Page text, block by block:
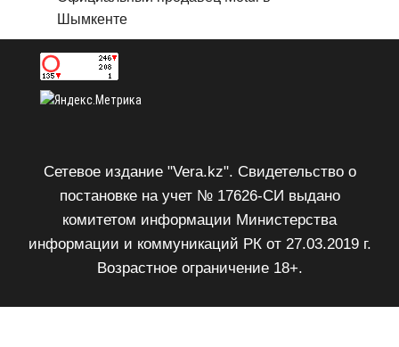
Шымкенте
Сетевое издание "Vera.kz". Свидетельство о
постановке на учет № 17626-СИ выдано
комитетом информации Министерства
информации и коммуникаций РК от 27.03.2019 г.
Возрастное ограничение 18+.